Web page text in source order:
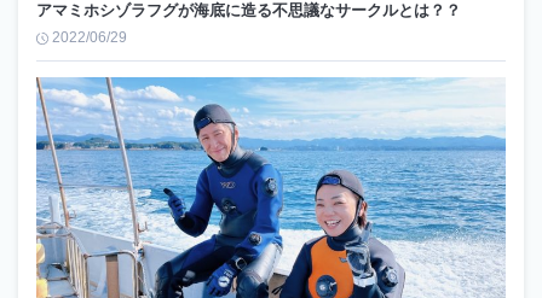
アマミホシゾラフグが海底に造る不思議なサークルとは？？
2022/06/29